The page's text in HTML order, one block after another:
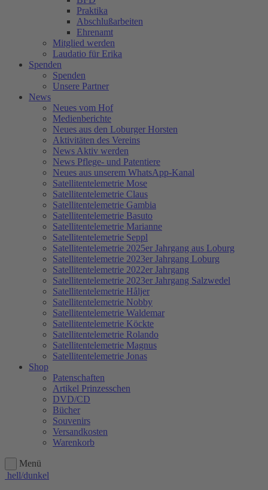
Praktika
Abschlußarbeiten
Ehrenamt
Mitglied werden
Laudatio für Erika
Spenden
Spenden
Unsere Partner
News
Neues vom Hof
Medienberichte
Neues aus den Loburger Horsten
Aktivitäten des Vereins
News Aktiv werden
News Pflege- und Patentiere
Neues aus unserem WhatsApp-Kanal
Satellitentelemetrie Mose
Satellitentelemetrie Claus
Satellitentelemetrie Gambia
Satellitentelemetrie Basuto
Satellitentelemetrie Marianne
Satellitentelemetrie Seppl
Satellitentelemetrie 2025er Jahrgang aus Loburg
Satellitentelemetrie 2023er Jahrgang Loburg
Satellitentelemetrie 2022er Jahrgang
Satellitentelemetrie 2023er Jahrgang Salzwedel
Satellitentelemetrie Håljer
Satellitentelemetrie Nobby
Satellitentelemetrie Waldemar
Satellitentelemetrie Köckte
Satellitentelemetrie Rolando
Satellitentelemetrie Magnus
Satellitentelemetrie Jonas
Shop
Patenschaften
Artikel Prinzesschen
DVD/CD
Bücher
Souvenirs
Versandkosten
Warenkorb
Menü
hell/dunkel